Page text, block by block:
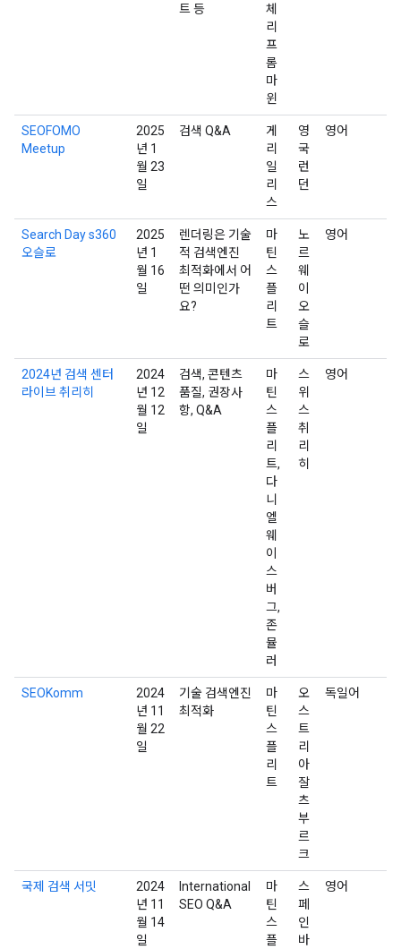
트 등
체
리
프
롬
마
윈
SEOFOMO
Meetup
2025
년 1
월 23
일
검색 Q&A
게
리
일
리
스
영
국
런
던
영어
Search Day s360
오슬로
2025
년 1
월 16
일
렌더링은 기술
적 검색엔진
최적화에서 어
떤 의미인가
요?
마
틴
스
플
리
트
노
르
웨
이
오
슬
로
영어
2024년 검색 센터
라이브 취리히
2024
년 12
월 12
일
검색, 콘텐츠
품질, 권장사
항, Q&A
마
틴
스
플
리
트,
다
니
엘
웨
이
스
버
그,
존
뮬
러
스
위
스
취
리
히
영어
SEOKomm
2024
년 11
월 22
일
기술 검색엔진
최적화
마
틴
스
플
리
트
오
스
트
리
아
잘
츠
부
르
크
독일어
국제 검색 서밋
2024
년 11
월 14
일
International
SEO Q&A
마
틴
스
플
스
페
인
바
영어